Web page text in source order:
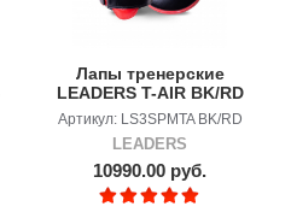
Лапы тренерские
LEADERS T-AIR BK/RD
Артикул: LS3SPMTA BK/RD
LEADERS
10990.00 руб.